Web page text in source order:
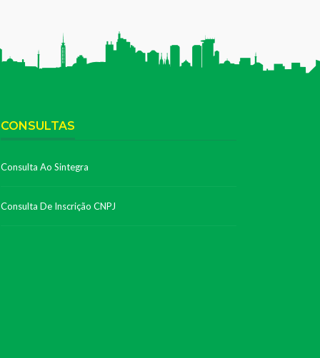
CONSULTAS
Consulta Ao Sintegra
Consulta De Inscrição CNPJ